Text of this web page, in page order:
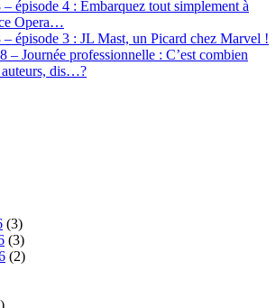
épisode 4 : Embarquez tout simplement à
Opera…
épisode 3 : JL Mast, un Picard chez Marvel !
Journée professionnelle : C’est combien
auteurs, dis…?
(3)
(3)
(2)